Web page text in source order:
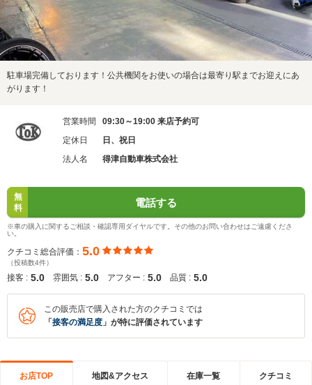
駐車場完備しております！公共機関をお使いの場合は最寄り駅までお迎えにあ
がります！
営業時間
09:30～19:00 来店予約可
定休日
日、祝日
法人名
得津自動車株式会社
無
料
電話する
※車の購入に関するご相談・確認専用ダイヤルです。その他のお問い合わせはご遠慮くださ
い。
クチコミ総合評価： 5.0
（投稿数4件）
接客 : 5.0 雰囲気 : 5.0 アフター : 5.0 品質 : 5.0
この販売店で購入された方のクチコミでは
「 接客の満足度 」が特に評価されています
お店TOP 地図&アクセス 在庫一覧 クチコミ